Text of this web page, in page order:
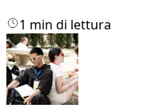
1 min di lettura